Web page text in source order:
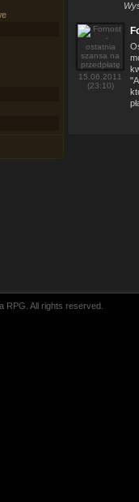
15.06.2011
(23:10)
RPG. All rights reserved.